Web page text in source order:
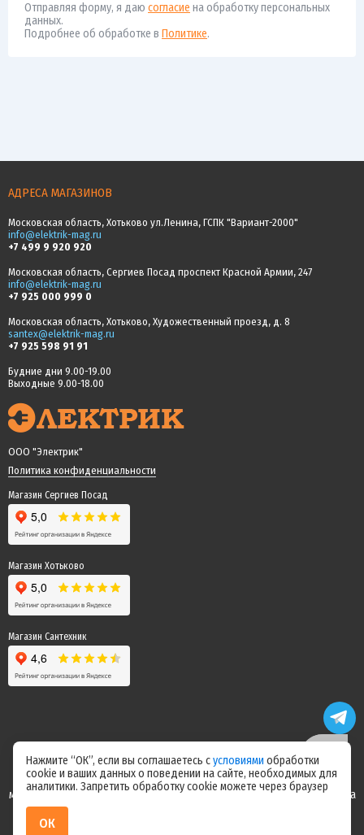
Отправляя форму, я даю согласие на обработку персональных
данных.
Подробнее об обработке в Политике.
АДРЕСА МАГАЗИНОВ
Московская область, Хотьково ул.Ленина, ГСПК "Вариант-2000"
info@elektrik-mag.ru
+7 499 9 920 920
Московская область, Сергиев Посад проспект Красной Армии, 247
info@elektrik-mag.ru
+7 925 000 999 0
Московская область, Хотьково, Художественный проезд, д. 8
santex@elektrik-mag.ru
+7 925 598 91 91
Будние дни 9.00-19.00
Выходные 9.00-18.00
ООО "Электрик"
Политика конфиденциальности
Магазин Сергиев Посад
Магазин Хотьково
Магазин Сантехник
Цены на сайте не являются офертой! Актуальные цены уточняйте у
менеджера после оформления заказа! Спасибо за понимание! Команда
Нажмите “ОК”, если вы соглашаетесь сусловиями обработки
cookie и ваших данных о поведении на сайте, необходимых для
аналитики. Запретить обработку cookie можете через браузер
ОК